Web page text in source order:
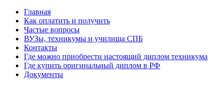
Главная
Как оплатить и получить
Частые вопросы
ВУЗы, техникумы и училища СПБ
Контакты
Где можно приобрести настоящий диплом техникума
Где купить оригинальный диплом в РФ
Документы